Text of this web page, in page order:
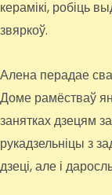
керамікі, робіць
звяркоў.
Алена перадае
Доме рамёстваў
занятках дзецям
рукадзельніцы з
дзеці, але і